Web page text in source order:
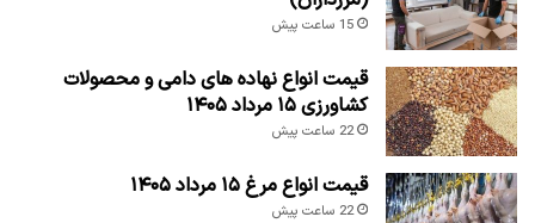
15 ساعت پیش
قیمت انواع نهاده های دامی و محصولات
کشاورزی ۱۵ مرداد ۱۴۰۵
22 ساعت پیش
قیمت انواع مرغ ۱۵ مرداد ۱۴۰۵
22 ساعت پیش